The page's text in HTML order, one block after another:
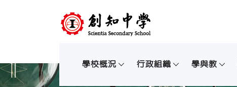
學校概況 行政組織 學與教